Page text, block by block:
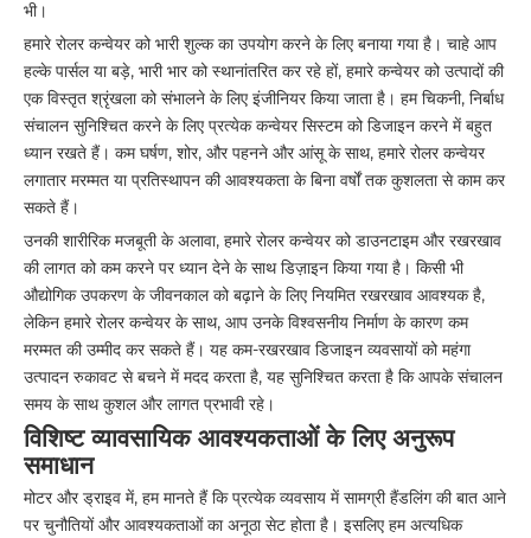
भी।
हमारे रोलर कन्वेयर को भारी शुल्क का उपयोग करने के लिए बनाया गया है। चाहे आप
हल्के पार्सल या बड़े, भारी भार को स्थानांतरित कर रहे हों, हमारे कन्वेयर को उत्पादों की
एक विस्तृत श्रृंखला को संभालने के लिए इंजीनियर किया जाता है। हम चिकनी, निर्बाध
संचालन सुनिश्चित करने के लिए प्रत्येक कन्वेयर सिस्टम को डिजाइन करने में बहुत
ध्यान रखते हैं। कम घर्षण, शोर, और पहनने और आंसू के साथ, हमारे रोलर कन्वेयर
लगातार मरम्मत या प्रतिस्थापन की आवश्यकता के बिना वर्षों तक कुशलता से काम कर
सकते हैं।
उनकी शारीरिक मजबूती के अलावा, हमारे रोलर कन्वेयर को डाउनटाइम और रखरखाव
की लागत को कम करने पर ध्यान देने के साथ डिज़ाइन किया गया है। किसी भी
औद्योगिक उपकरण के जीवनकाल को बढ़ाने के लिए नियमित रखरखाव आवश्यक है,
लेकिन हमारे रोलर कन्वेयर के साथ, आप उनके विश्वसनीय निर्माण के कारण कम
मरम्मत की उम्मीद कर सकते हैं। यह कम-रखरखाव डिजाइन व्यवसायों को महंगा
उत्पादन रुकावट से बचने में मदद करता है, यह सुनिश्चित करता है कि आपके संचालन
समय के साथ कुशल और लागत प्रभावी रहे।
विशिष्ट व्यावसायिक आवश्यकताओं के लिए अनुरूप
समाधान
मोटर और ड्राइव में, हम मानते हैं कि प्रत्येक व्यवसाय में सामग्री हैंडलिंग की बात आने
पर चुनौतियों और आवश्यकताओं का अनूठा सेट होता है। इसलिए हम अत्यधिक